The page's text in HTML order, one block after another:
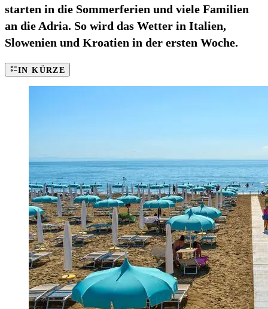
starten in die Sommerferien und viele Familien
an die Adria. So wird das Wetter in Italien,
Slowenien und Kroatien in der ersten Woche.
IN KÜRZE